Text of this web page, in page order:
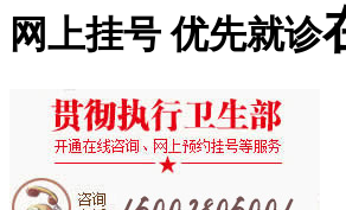
网上挂号 优先就诊